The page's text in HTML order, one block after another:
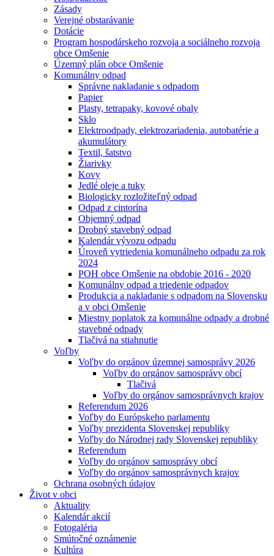
Zásady
Verejné obstarávanie
Dotácie
Program hospodárskeho rozvoja a sociálneho rozvoja
obce Omšenie
Územný plán obce Omšenie
Komunálny odpad
Správne nakladanie s odpadom
Papier
Plasty, tetrapaky, kovové obaly
Sklo
Elektroodpady, elektrozariadenia, autobatérie a
akumulátory
Textil, šatstvo
Žiarivky
Kovy
Jedlé oleje a tuky
Biologicky rozložiteľný odpad
Odpad z cintorína
Objemný odpad
Drobný stavebný odpad
Kalendár vývozu odpadu
Úroveň vytriedenia komunálneho odpadu za rok
2024
POH obce Omšenie na obdobie 2016 - 2020
Komunálny odpad a triedenie odpadov
Produkcia a nakladanie s odpadom na Slovensku
a v obci Omšenie
Miestny poplatok za komunálne odpady a drobné
stavebné odpady
Tlačivá na stiahnutie
Voľby
Voľby do orgánov územnej samosprávy 2026
Voľby do orgánov samosprávy obcí
Tlačivá
Voľby do orgánov samosprávnych krajov
Referendum 2026
Voľby do Európskeho parlamentu
Voľby prezidenta Slovenskej republiky
Voľby do Národnej rady Slovenskej republiky
Referendum
Voľby do orgánov samosprávy obcí
Voľby do orgánov samosprávnych krajov
Ochrana osobných údajov
Život v obci
Aktuality
Kalendár akcií
Fotogaléria
Smútočné oznámenie
Kultúra